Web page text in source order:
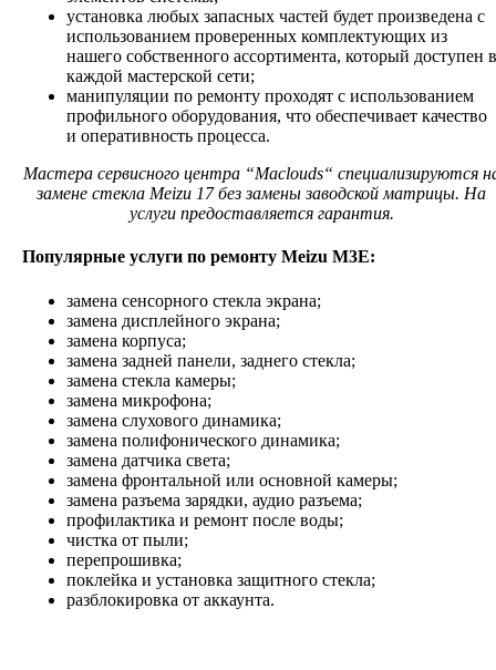
установка любых запасных частей будет произведена с
использованием проверенных комплектующих из
нашего собственного ассортимента, который доступен в
каждой мастерской сети;
манипуляции по ремонту проходят с использованием
профильного оборудования, что обеспечивает качество
и оперативность процесса.
Мастера сервисного центра “Maclouds“ специализируются
замене стекла Meizu 17 без замены заводской матрицы. На
услуги предоставляется гарантия.
Популярные услуги по ремонту Meizu M3E:
замена сенсорного стекла экрана;
замена дисплейного экрана;
замена корпуса;
замена задней панели, заднего стекла;
замена стекла камеры;
замена микрофона;
замена слухового динамика;
замена полифонического динамика;
замена датчика света;
замена фронтальной или основной камеры;
замена разъема зарядки, аудио разъема;
профилактика и ремонт после воды;
чистка от пыли;
перепрошивка;
поклейка и установка защитного стекла;
разблокировка от аккаунта.